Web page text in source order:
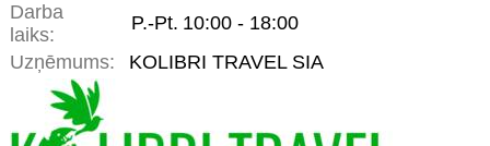
Darba
laiks:
P.-Pt. 10:00 - 18:00
Uzņēmums:
KOLIBRI TRAVEL SIA